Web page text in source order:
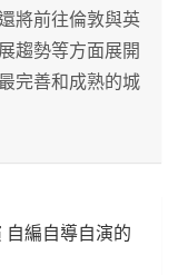
將前往倫敦與英
趨勢等方面展開
完善和成熟的城
自編自導自演的